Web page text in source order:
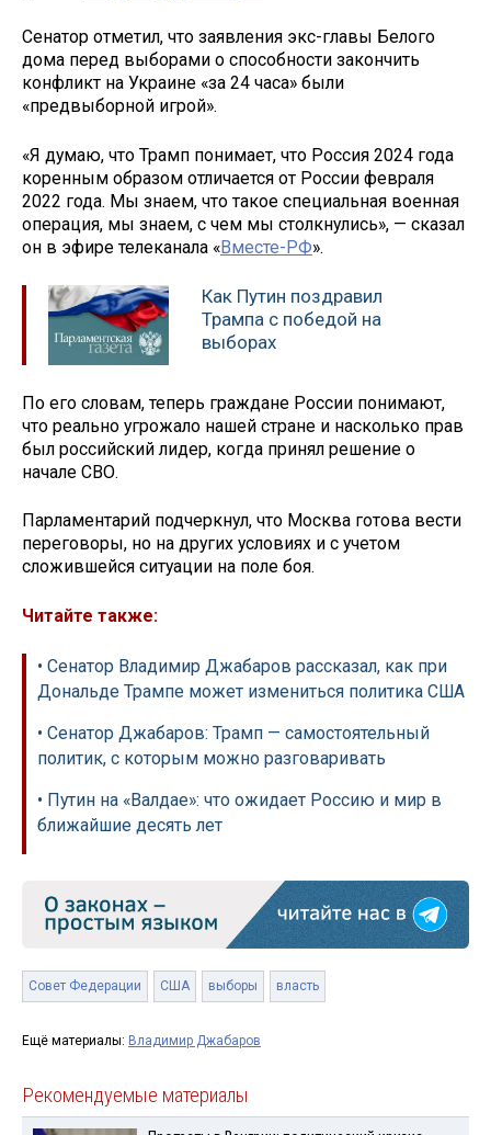
Сенатор отметил, что заявления экс-главы Белого
дома перед выборами о способности закончить
конфликт на Украине «за 24 часа» были
«предвыборной игрой».
«Я думаю, что Трамп понимает, что Россия 2024 года
коренным образом отличается от России февраля
2022 года. Мы знаем, что такое специальная военная
операция, мы знаем, с чем мы столкнулись», — сказал
он в эфире телеканала «Вместе-РФ».
Как Путин поздравил
Трампа с победой на
выборах
По его словам, теперь граждане России понимают,
что реально угрожало нашей стране и насколько прав
был российский лидер, когда принял решение о
начале СВО.
Парламентарий подчеркнул, что Москва готова вести
переговоры, но на других условиях и с учетом
сложившейся ситуации на поле боя.
Читайте также:
• Сенатор Владимир Джабаров рассказал, как при
Дональде Трампе может измениться политика США
• Сенатор Джабаров: Трамп — самостоятельный
политик, с которым можно разговаривать
• Путин на «Валдае»: что ожидает Россию и мир в
ближайшие десять лет
Совет Федерации США выборы власть
Ещё материалы: Владимир Джабаров
Рекомендуемые материалы